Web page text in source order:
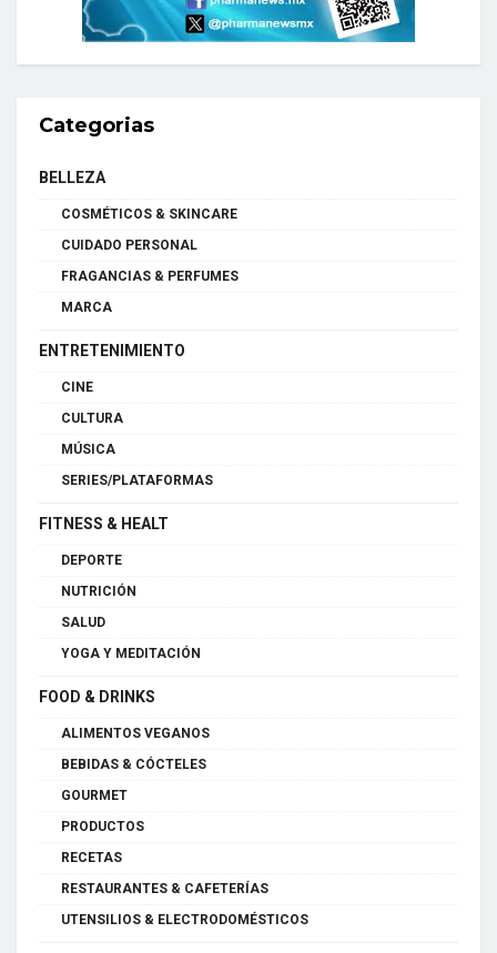
Categorias
BELLEZA
COSMÉTICOS & SKINCARE
CUIDADO PERSONAL
FRAGANCIAS & PERFUMES
MARCA
ENTRETENIMIENTO
CINE
CULTURA
MÚSICA
SERIES/PLATAFORMAS
FITNESS & HEALT
DEPORTE
NUTRICIÓN
SALUD
YOGA Y MEDITACIÓN
FOOD & DRINKS
ALIMENTOS VEGANOS
BEBIDAS & CÓCTELES
GOURMET
PRODUCTOS
RECETAS
RESTAURANTES & CAFETERÍAS
UTENSILIOS & ELECTRODOMÉSTICOS